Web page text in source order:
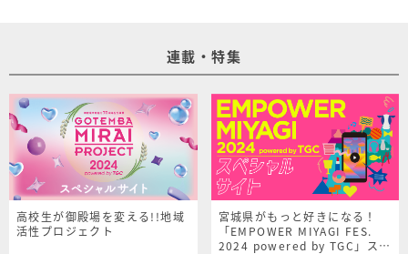
連載・特集
高校生が御殿場を変える!!地域
活性プロジェクト
宮城県がもっと好きになる！
「EMPOWER MIYAGI FES.
2024 powered by TGC」スペ